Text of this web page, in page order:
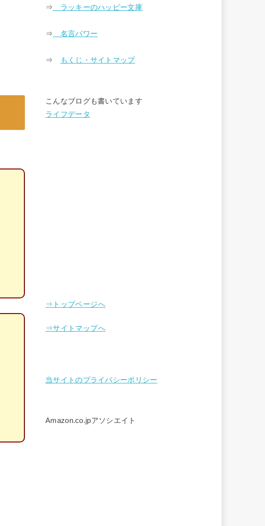
⇒ ラッキーのハッピー文庫
⇒ 名言パワー
⇒ もくじ・サイトマップ
こんなブログも書いています
ライフデータ
⇒トップページへ
⇒サイトマップへ
当サイトのプライバシーポリシー
Amazon.co.jpアソシエイト